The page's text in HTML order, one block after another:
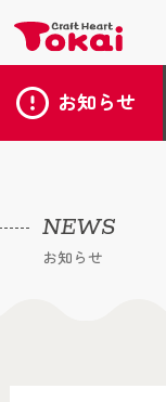
お知らせ
NEWS
お知らせ